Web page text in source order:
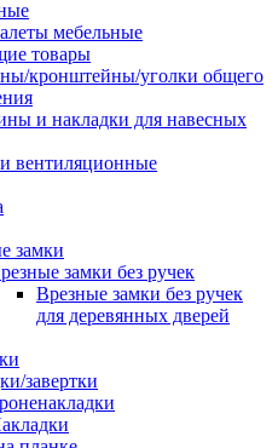
мебельные
товары
кронштейны/уголки общего
и накладки для навесных
вентиляционные
замки
замки без ручек
Врезные замки без ручек
для деревянных дверей
завертки